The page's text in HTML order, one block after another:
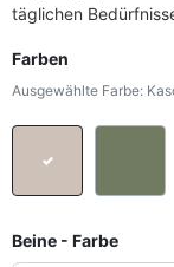
täglichen
Farben
Ausgewählte Farbe:
Kaschmir
Beine - Farbe